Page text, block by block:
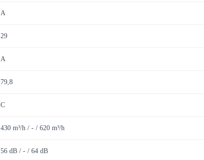
A
29
A
79,8
C
430 m³/h / - / 620 m³/h
56 dB / - / 64 dB